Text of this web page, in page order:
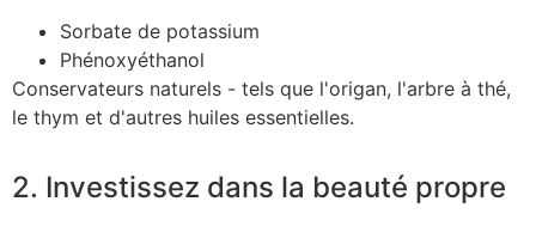
Sorbate de potassium
Phénoxyéthanol
Conservateurs naturels - tels que l'origan, l'arbre à thé,
le thym et d'autres huiles essentielles.
2. Investissez dans la beauté propre